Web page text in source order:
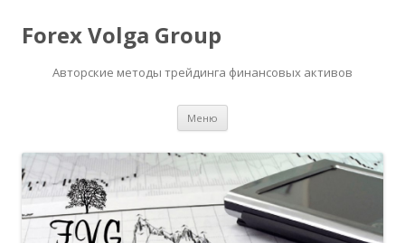
Forex Volga Group
Авторские методы трейдинга финансовых активов
Меню